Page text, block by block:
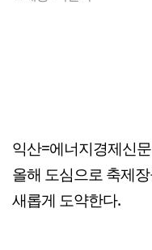
익산=에너지경제신
올해 도심으로 축제
새롭게 도약한다.